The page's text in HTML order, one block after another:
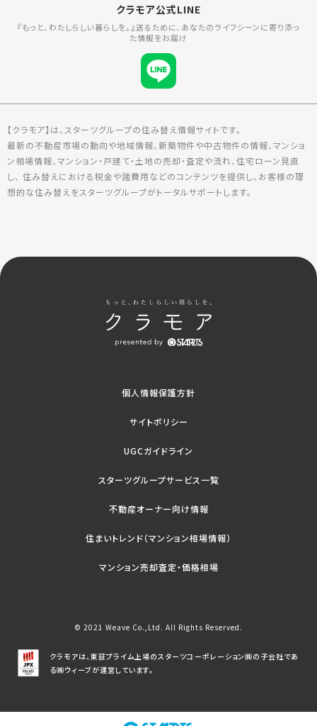
クラモア公式LINE
『もっと、わたしらしい暮らしを。』送るために、あなたのライフシーンに寄り添っ
た情報をお届け
【クラモア】は、スターツグループの住み替え情報サイトです。
最新の不動産市場の動向や地域情報、新築物件や中古物件の情報、マンショ
ン相場情報、マンション・戸建て・土地の売却・査定や流れ、住宅ローン見直
し、 住み替えにおける税金や諸費用などのコンテンツを提供し、お客様の理
想的な住み替えをスターツグループがトータルサポートします。
個人情報保護方針
サイトポリシー
UGCガイドライン
スターツグループサービス一覧
不動産オーナー向け情報
住まいトレンド（マンション相場情報）
マンション売却査定・価格相場
© 2021 Weave Co.,Ltd. All Rights Reserved.
クラモアは、東証プライム上場のスターツコーポレーション㈱の子会社であ
る㈱ウィーブが運営しています。